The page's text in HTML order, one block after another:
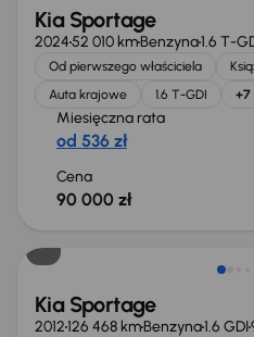
Kia Sportage
202452 010 kmBenzyna1.6 T-
Od pierwszego właściciela
Auta krajowe
1.6 T-GDI +7
Miesięczna rata
od 536 zł
Cena
90 000 zł
Kia Sportage
2012126 468 kmBenzyna1.6 GDI